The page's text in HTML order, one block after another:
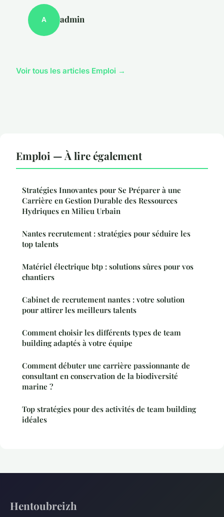
A admin
Voir tous les articles Emploi →
Emploi — À lire également
Stratégies Innovantes pour Se Préparer à une
Carrière en Gestion Durable des Ressources
Hydriques en Milieu Urbain
Nantes recrutement : stratégies pour séduire les
top talents
Matériel électrique btp : solutions sûres pour vos
chantiers
Cabinet de recrutement nantes : votre solution
pour attirer les meilleurs talents
Comment choisir les différents types de team
building adaptés à votre équipe
Comment débuter une carrière passionnante de
consultant en conservation de la biodiversité
marine ?
Top stratégies pour des activités de team building
idéales
Hentoubreizh